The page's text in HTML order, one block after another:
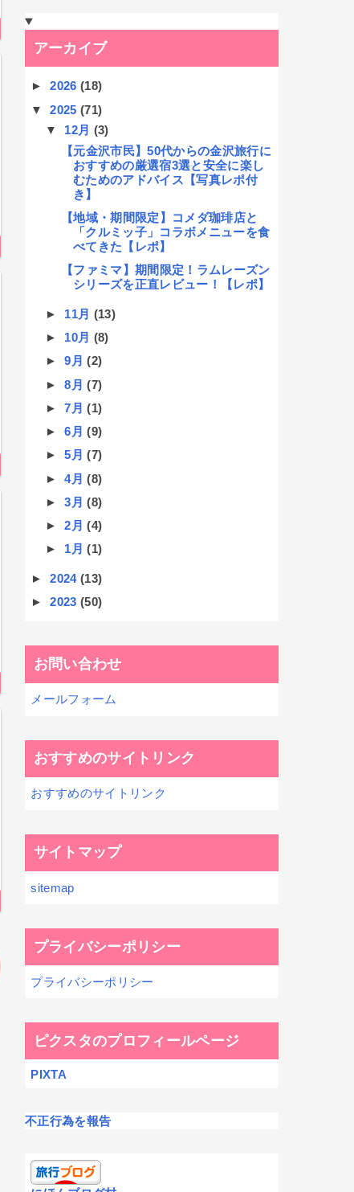
アーカイブ
►2026(18)
▼2025(71)
▼ 12月 (3)
【元金沢市民】50代からの金沢旅行に
おすすめの厳選宿3選と安全に楽し
むためのアドバイス【写真レポ付
き】
【地域・期間限定】コメダ珈琲店と
「クルミッ子」コラボメニューを食
べてきた【レポ】
【ファミマ】期間限定！ラムレーズン
シリーズを正直レビュー！【レポ】
► 11月 (13)
► 10月 (8)
►9月(2)
►8月(7)
►7月(1)
►6月(9)
►5月(7)
►4月(8)
►3月(8)
►2月(4)
► 1月(1)
►2024(13)
►2023(50)
お問い合わせ
メールフォーム
おすすめのサイトリンク
おすすめのサイトリンク
サイトマップ
sitemap
プライバシーポリシー
プライバシーポリシー
ピクスタのプロフィールページ
PIXTA
不正行為を報告